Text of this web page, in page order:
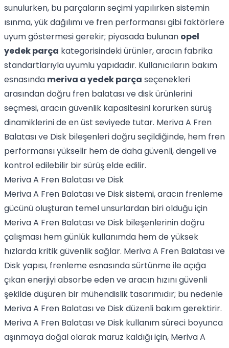
sunulurken, bu parçaların seçimi yapılırken sistemin
ısınma, yük dağılımı ve fren performansı gibi faktörlere
uyum göstermesi gerekir; piyasada bulunan opel
yedek parça kategorisindeki ürünler, aracın fabrika
standartlarıyla uyumlu yapıdadır. Kullanıcıların bakım
esnasında meriva a yedek parça seçenekleri
arasından doğru fren balatası ve disk ürünlerini
seçmesi, aracın güvenlik kapasitesini korurken sürüş
dinamiklerini de en üst seviyede tutar. Meriva A Fren
Balatası ve Disk bileşenleri doğru seçildiğinde, hem fren
performansı yükselir hem de daha güvenli, dengeli ve
kontrol edilebilir bir sürüş elde edilir.
Meriva A Fren Balatası ve Disk
Meriva A Fren Balatası ve Disk sistemi, aracın frenleme
gücünü oluşturan temel unsurlardan biri olduğu için
Meriva A Fren Balatası ve Disk bileşenlerinin doğru
çalışması hem günlük kullanımda hem de yüksek
hızlarda kritik güvenlik sağlar. Meriva A Fren Balatası ve
Disk yapısı, frenleme esnasında sürtünme ile açığa
çıkan enerjiyi absorbe eden ve aracın hızını güvenli
şekilde düşüren bir mühendislik tasarımıdır; bu nedenle
Meriva A Fren Balatası ve Disk düzenli bakım gerektirir.
Meriva A Fren Balatası ve Disk kullanım süreci boyunca
aşınmaya doğal olarak maruz kaldığı için, Meriva A